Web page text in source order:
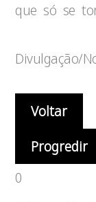
que só se
Divulgação/
Voltar
Progredir
0